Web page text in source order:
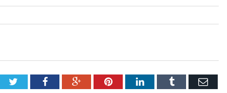
TwitterFacebookGoogle+PinterestLinkedInTumblr Email